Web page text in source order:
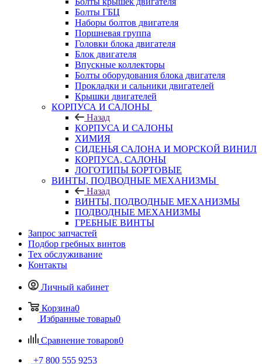
Болты ГБЦ
Наборы болтов двигателя
Поршневая группа
Головки блока двигателя
Блок двигателя
Впускные коллекторы
Болты оборудования блока двигателя
Прокладки и сальники двигателей
Крышки двигателей
КОРПУСА И САЛОНЫ
Назад
КОРПУСА И САЛОНЫ
ХИМИЯ
СИДЕНЬЯ САЛОНА И МОРСКОЙ ВИНИЛ
КОРПУСА, САЛОНЫ
ЛОГОТИПЫ БОРТОВЫЕ
ВИНТЫ, ПОДВОДНЫЕ МЕХАНИЗМЫ
Назад
ВИНТЫ, ПОДВОДНЫЕ МЕХАНИЗМЫ
ПОДВОДНЫЕ МЕХАНИЗМЫ
ГРЕБНЫЕ ВИНТЫ
Запрос запчастей
Подбор гребных винтов
Тех обслуживание
Контакты
Личный кабинет
Корзина0
Избранные товары0
Сравнение товаров0
+7 800 555 9253